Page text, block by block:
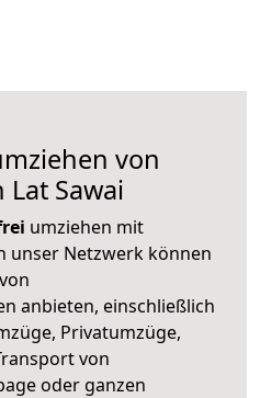
von
Lat Sawai
umziehen mit
unser Netzwerk können
anbieten, einschließlich
Privatumzüge,
von
oder ganzen